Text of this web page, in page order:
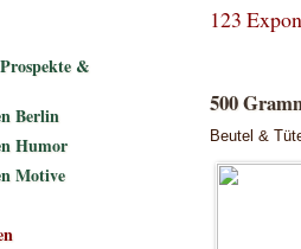
123
500
Beutel &
&
Berlin
Humor
Motive